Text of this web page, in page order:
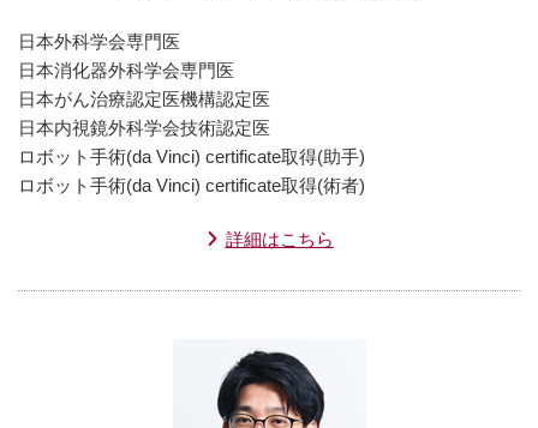
日本外科学会専門医
日本消化器外科学会専門医
日本がん治療認定医機構認定医
日本内視鏡外科学会技術認定医
ロボット手術(da Vinci) certificate取得(助手)
ロボット手術(da Vinci) certificate取得(術者)
詳細はこちら